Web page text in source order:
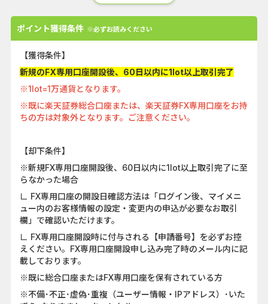
ポイント獲得条件 ※必ずお読みください
【獲得条件】
新規のFX専用口座開設後、60日以内に1lot以上取引完了
※1lot=1万通貨となります。
※既に楽天証券総合口座または、楽天証券FX専用口座をお持
ちの方は対象外となります。ご注意ください。
【却下条件】
※新規FX専用口座開設後、60日以内に1lot以上取引完了に至
らなかった場合
∟ FX専用口座の開設日確認方法は「ログイン後、マイメニ
ュー内のお客様情報の設定・変更内の申込が必要なお取引
欄」で確認いただけます。
∟ FX専用口座開設時に付与される【申請番号】を必ずお控
えください。FX専用口座開設申し込み完了時のメール内に記
載しております。
※既に総合口座またはFX専用口座を保有されている方
※不備･不正･虚偽･重複（ユーザー情報・IPアドレス）･いた